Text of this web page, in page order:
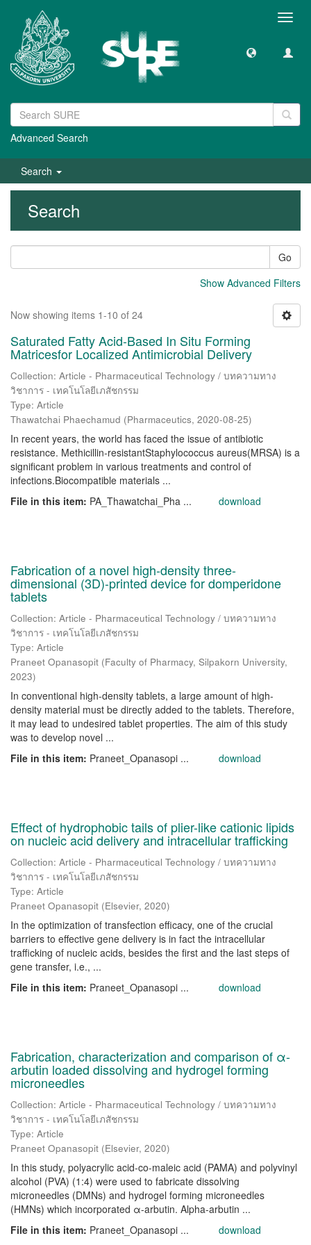
Advanced Search
Search
Search
Go
Show Advanced Filters
Now showing items 1-10 of 24
Saturated Fatty Acid-Based In Situ Forming
Matricesfor Localized Antimicrobial Delivery
Collection: Article - Pharmaceutical Technology / บทความทาง
วิชาการ - เทคโนโลยีเภสัชกรรม
Type: Article
Thawatchai Phaechamud (Pharmaceutics, 2020-08-25)
In recent years, the world has faced the issue of antibiotic
resistance. Methicillin-resistantStaphylococcus aureus(MRSA) is a
significant problem in various treatments and control of
infections.Biocompatible materials ...
File in this item: PA_Thawatchai_Pha ... download
Fabrication of a novel high-density three-
dimensional (3D)-printed device for domperidone
tablets
Collection: Article - Pharmaceutical Technology / บทความทาง
วิชาการ - เทคโนโลยีเภสัชกรรม
Type: Article
Praneet Opanasopit (Faculty of Pharmacy, Silpakorn University,
2023)
In conventional high-density tablets, a large amount of high-
density material must be directly added to the tablets. Therefore,
it may lead to undesired tablet properties. The aim of this study
was to develop novel ...
File in this item: Praneet_Opanasopi ... download
Effect of hydrophobic tails of plier-like cationic lipids
on nucleic acid delivery and intracellular trafficking
Collection: Article - Pharmaceutical Technology / บทความทาง
วิชาการ - เทคโนโลยีเภสัชกรรม
Type: Article
Praneet Opanasopit (Elsevier, 2020)
In the optimization of transfection efficacy, one of the crucial
barriers to effective gene delivery is in fact the intracellular
trafficking of nucleic acids, besides the first and the last steps of
gene transfer, i.e., ...
File in this item: Praneet_Opanasopi ... download
Fabrication, characterization and comparison of α-
arbutin loaded dissolving and hydrogel forming
microneedles
Collection: Article - Pharmaceutical Technology / บทความทาง
วิชาการ - เทคโนโลยีเภสัชกรรม
Type: Article
Praneet Opanasopit (Elsevier, 2020)
In this study, polyacrylic acid-co-maleic acid (PAMA) and polyvinyl
alcohol (PVA) (1:4) were used to fabricate dissolving
microneedles (DMNs) and hydrogel forming microneedles
(HMNs) which incorporated α-arbutin. Αlpha-arbutin ...
File in this item: Praneet_Opanasopi ... download